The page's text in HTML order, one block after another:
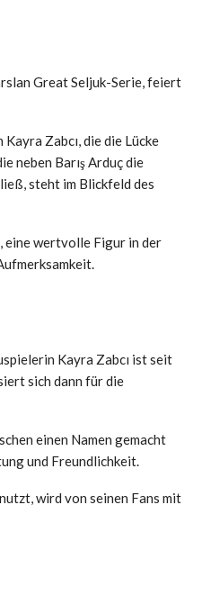
Great Seljuk-Serie, feiert
Zabcı, die die Lücke
neben Barış Arduç die
steht im Blickfeld des
eine wertvolle Figur in der
Kayra Zabcı ist seit
sich dann für die
einen Namen gemacht
und Freundlichkeit.
wird von seinen Fans mit